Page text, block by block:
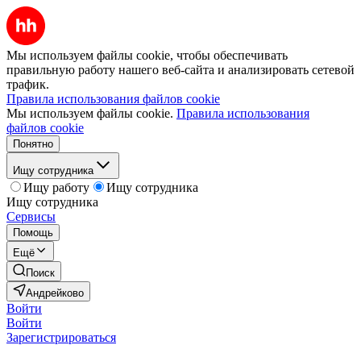
Мы используем файлы cookie, чтобы обеспечивать
правильную работу нашего веб-сайта и анализировать сетевой
трафик.
Правила использования файлов cookie
Мы используем файлы cookie. Правила использования
файлов cookie
Понятно
Ищу сотрудника
Ищу работу
Ищу сотрудника
Ищу сотрудника
Сервисы
Помощь
Ещё
Поиск
Андрейково
Войти
Войти
Зарегистрироваться